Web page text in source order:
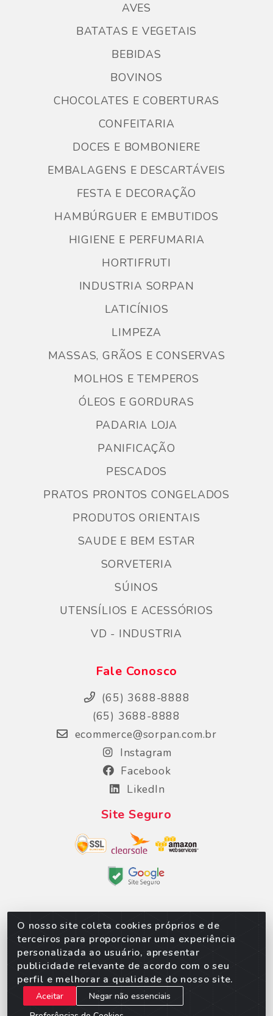
O nosso site coleta cookies próprios e de
terceiros para proporcionar uma experiência
personalizada ao usuário, apresentar
publicidade relevante de acordo com o seu
perfil e melhorar a qualidade do nosso site.
Aceitar
Negar não essenciais
AVES
BATATAS E VEGETAIS
BEBIDAS
BOVINOS
CHOCOLATES E COBERTURAS
CONFEITARIA
DOCES E BOMBONIERE
EMBALAGENS E DESCARTÁVEIS
FESTA E DECORAÇÃO
HAMBÚRGUER E EMBUTIDOS
HIGIENE E PERFUMARIA
HORTIFRUTI
INDUSTRIA SORPAN
LATICÍNIOS
LIMPEZA
MASSAS, GRÃOS E CONSERVAS
MOLHOS E TEMPEROS
ÓLEOS E GORDURAS
PADARIA LOJA
PANIFICAÇÃO
PESCADOS
PRATOS PRONTOS CONGELADOS
PRODUTOS ORIENTAIS
SAUDE E BEM ESTAR
SORVETERIA
SÚINOS
UTENSÍLIOS E ACESSÓRIOS
VD - INDUSTRIA
Fale Conosco
(65) 3688-8888
(65) 3688-8888
ecommerce@sorpan.com.br
Instagram
Facebook
LikedIn
Site Seguro
Sorpan - Rodovia dos Imigrantes, Lote 06, São
Matheus, Várzea Grande/MT – CEP 78152-135 - CNPJ
02.623.537/0010-24